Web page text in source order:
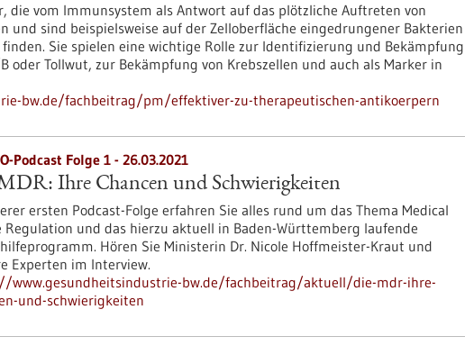
die vom Immunsystem als Antwort auf das plötzliche Auftreten von
und sind beispielsweise auf der Zelloberfläche eingedrungener Bakterien
Sie spielen eine wichtige Rolle zur Identifizierung und Bekämpfung
oder Tollwut, zur Bekämpfung von Krebszellen und auch als Marker in
bw.de/fachbeitrag/pm/effektiver-zu-therapeutischen-antikoerpern
Podcast Folge 1 - 26.03.2021
Ihre Chancen und Schwierigkeiten
ersten Podcast-Folge erfahren Sie alles rund um das Thema Medical
Regulation und das hierzu aktuell in Baden-Württemberg laufende
Hören Sie Ministerin Dr. Nicole Hoffmeister-Kraut und
Experten im Interview.
www.gesundheitsindustrie-bw.de/fachbeitrag/aktuell/die-mdr-ihre-
und-schwierigkeiten